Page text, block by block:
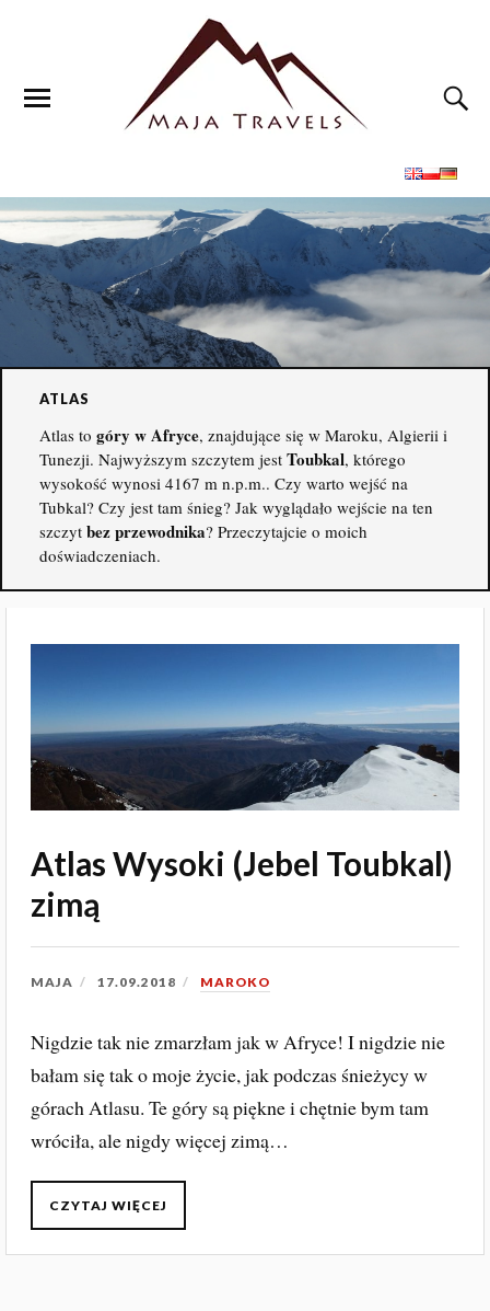
ATLAS
Atlas to góry w Afryce, znajdujące się w Maroku, Algierii i
Tunezji. Najwyższym szczytem jest Toubkal, którego
wysokość wynosi 4167 m n.p.m.. Czy warto wejść na
Tubkal? Czy jest tam śnieg? Jak wyglądało wejście na ten
szczyt bez przewodnika? Przeczytajcie o moich
doświadczeniach.
Atlas Wysoki (Jebel Toubkal)
zimą
MAJA 17.09.2018 MAROKO
Nigdzie tak nie zmarzłam jak w Afryce! I nigdzie nie
bałam się tak o moje życie, jak podczas śnieżycy w
górach Atlasu. Te góry są piękne i chętnie bym tam
wróciła, ale nigdy więcej zimą…
CZYTAJ WIĘCEJ